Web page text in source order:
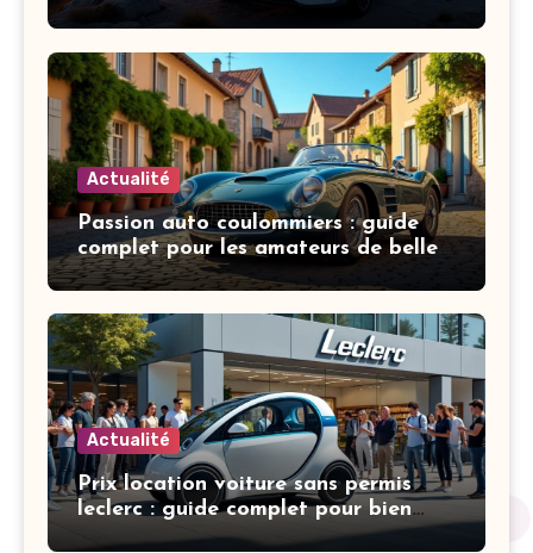
Actualité
Passion auto coulommiers : guide
complet pour les amateurs de belles
mécaniques
Actualité
Prix location voiture sans permis
leclerc : guide complet pour bien
choisir et économiser